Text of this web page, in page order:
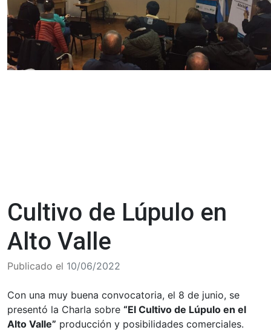
Cultivo de Lúpulo en
Alto Valle
Publicado el 10/06/2022
Con una muy buena convocatoria, el 8 de junio, se
presentó la Charla sobre “El Cultivo de Lúpulo en el
Alto Valle” producción y posibilidades comerciales.